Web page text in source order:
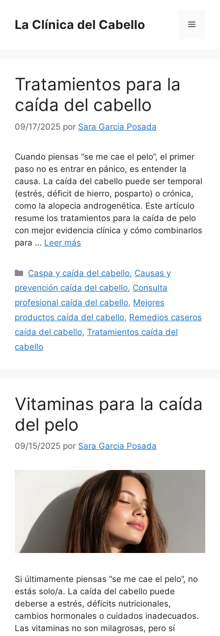
contenido
La Clínica del Cabello Menú
Tratamientos para la
caída del cabello
09/17/2025 por Sara Garcia Posada
Cuando piensas “se me cae el pelo”, el primer
paso no es entrar en pánico, es entender la
causa. La caída del cabello puede ser temporal
(estrés, déficit de hierro, posparto) o crónica,
como la alopecia androgenética. Este artículo
resume los tratamientos para la caída de pelo
con mejor evidencia clínica y cómo combinarlos
para … Leer más
Categorías
Caspa y caída del cabello, Causas y
prevención caída del cabello, Consulta
profesional caída del cabello, Mejores
productos caída del cabello, Remedios caseros
caída del cabello, Tratamientos caída del
cabello
Vitaminas para la caída
del pelo
09/15/2025 por Sara Garcia Posada
Si últimamente piensas “se me cae el pelo”, no
estás solo/a. La caída del cabello puede
deberse a estrés, déficits nutricionales,
cambios hormonales o cuidados inadecuados.
Las vitaminas no son milagrosas, pero sí